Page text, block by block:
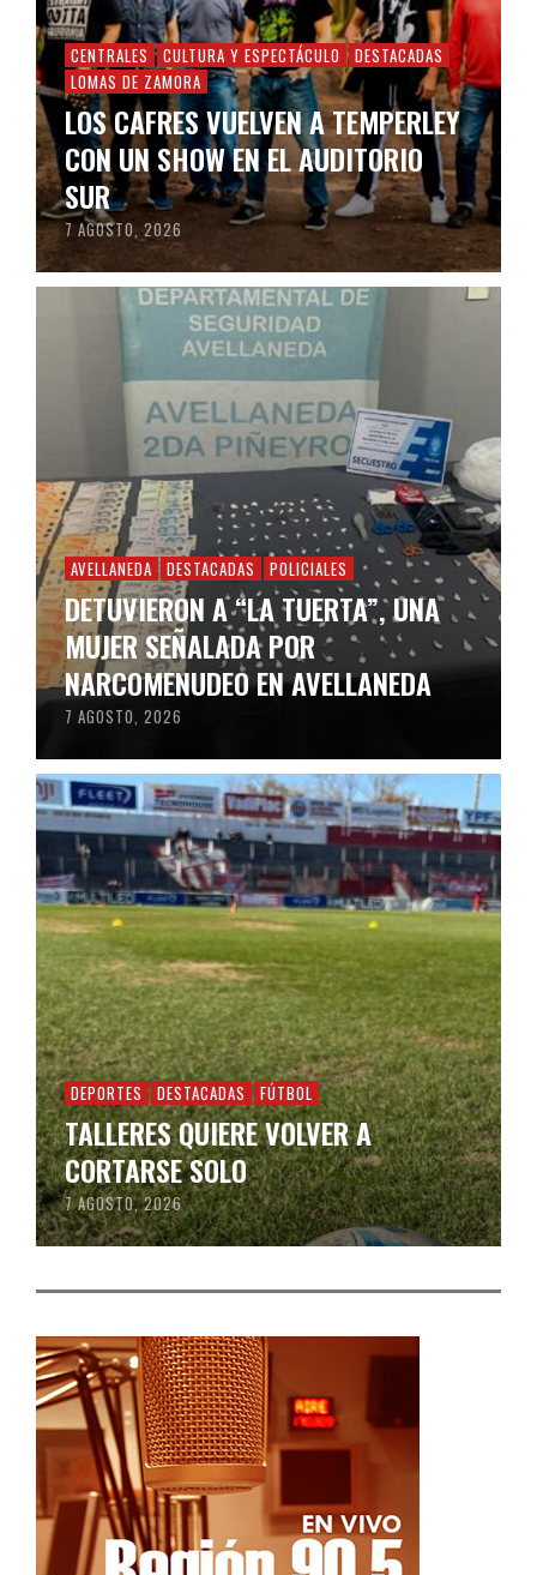
CENTRALES CULTURA Y ESPECTÁCULO
DESTACADAS
LOMAS DE ZAMORA
LOS CAFRES VUELVEN A TEMPERLEY
CON UN SHOW EN EL AUDITORIO
SUR
7 AGOSTO, 2026
AVELLANEDA DESTACADAS POLICIALES
DETUVIERON A “LA TUERTA”, UNA
MUJER SEÑALADA POR
NARCOMENUDEO EN AVELLANEDA
7 AGOSTO, 2026
DEPORTES DESTACADAS FÚTBOL
TALLERES QUIERE VOLVER A
CORTARSE SOLO
7 AGOSTO, 2026